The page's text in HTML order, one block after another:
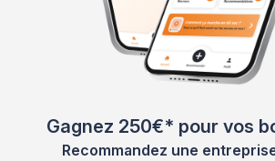
Gagnez 250€* pour vos
Recommandez une